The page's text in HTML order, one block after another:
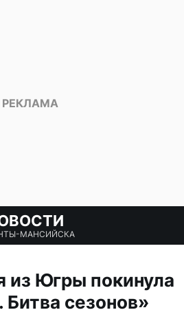
МАНСИЙСКА
из Югры покинула
сезонов»